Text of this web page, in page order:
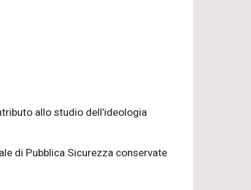
allo studio dell’ideologia
di Pubblica Sicurezza conservate